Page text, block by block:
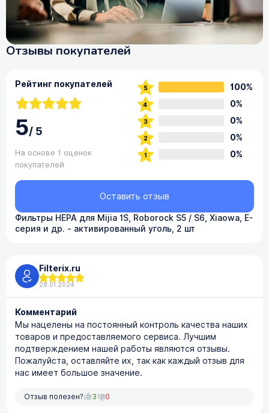
Отзывы покупателей
Рейтинг покупателей
5/5
На основе 1 оценок
покупателей
100%
0%
0%
0%
0%
Фильтры HEPA для Mijia 1S, Roborock S5 / S6, Xiaowa, E-
серия и др. - активированный уголь, 2 шт
Оставить отзыв
Filterix.ru
28.01.2024
Комментарий
Мы нацелены на постоянный контроль качества наших
товаров и предоставляемого сервиса. Лучшим
подтверждением нашей работы являются отзывы.
Пожалуйста, оставляйте их, так как каждый отзыв для
нас имеет большое значение.
Отзыв полезен? 3 0